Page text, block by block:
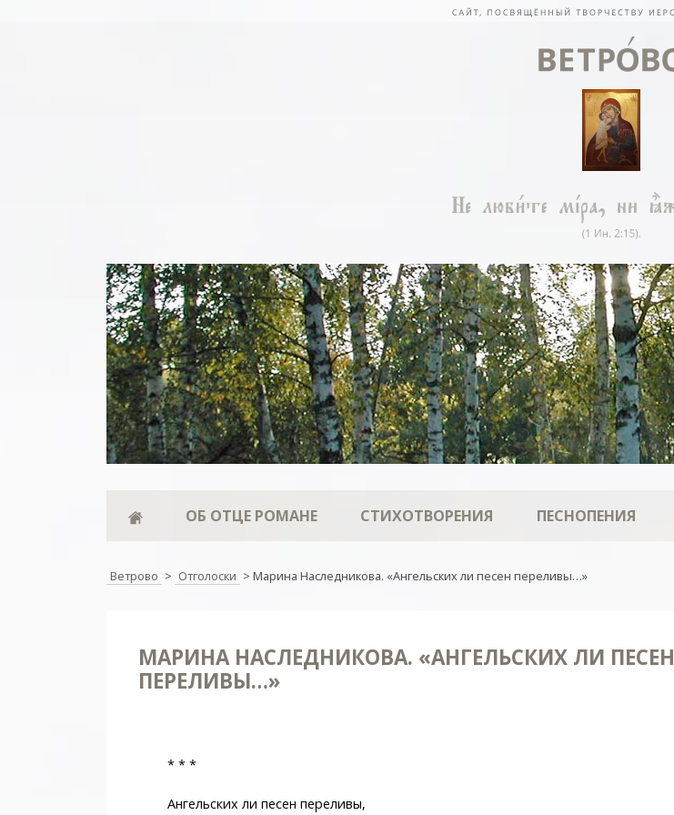
ОБ ОТЦЕ РОМАНЕ СТИХОТВОРЕНИЯ ПЕСНОПЕНИЯ
Ветрово > Отголоски > Марина Наследникова. «Ангельских ли песен переливы…»
МАРИНА НАСЛЕДНИКОВА. «АНГЕЛЬСКИХ ЛИ ПЕСЕН
ПЕРЕЛИВЫ…»
* * *
Ангельских ли песен переливы,